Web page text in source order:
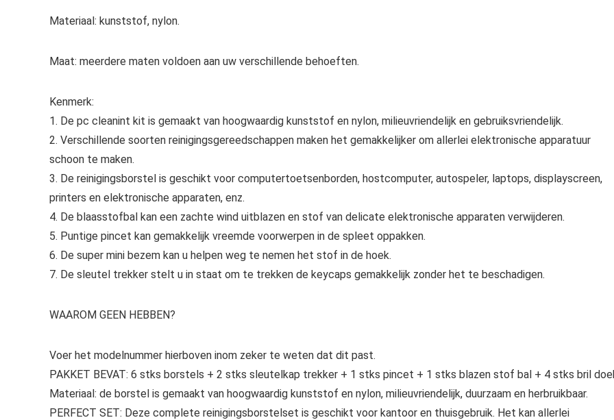
Materiaal: kunststof, nylon.
Maat: meerdere maten voldoen aan uw verschillende behoeften.
Kenmerk:
1. De pc cleanint kit is gemaakt van hoogwaardig kunststof en nylon, milieuvriendelijk en gebruiksvriendelijk.
2. Verschillende soorten reinigingsgereedschappen maken het gemakkelijker om allerlei elektronische apparatuur
schoon te maken.
3. De reinigingsborstel is geschikt voor computertoetsenborden, hostcomputer, autospeler, laptops, displayscreen,
printers en elektronische apparaten, enz.
4. De blaasstofbal kan een zachte wind uitblazen en stof van delicate elektronische apparaten verwijderen.
5. Puntige pincet kan gemakkelijk vreemde voorwerpen in de spleet oppakken.
6. De super mini bezem kan u helpen weg te nemen het stof in de hoek.
7. De sleutel trekker stelt u in staat om te trekken de keycaps gemakkelijk zonder het te beschadigen.
WAAROM GEEN HEBBEN?
Voer het modelnummer hierboven inom zeker te weten dat dit past.
PAKKET BEVAT: 6 stks borstels + 2 stks sleutelkap trekker + 1 stks pincet + 1 stks blazen stof bal + 4 stks bril
Materiaal: de borstel is gemaakt van hoogwaardig kunststof en nylon, milieuvriendelijk, duurzaam en herbruikbaar.
PERFECT SET: Deze complete reinigingsborstelset is geschikt voor kantoor en thuisgebruik. Het kan allerlei